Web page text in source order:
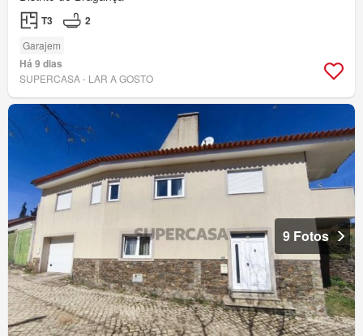
T3 2
Garajem
Há 9 dias
SUPERCASA - LAR A GOSTO
9 Fotos